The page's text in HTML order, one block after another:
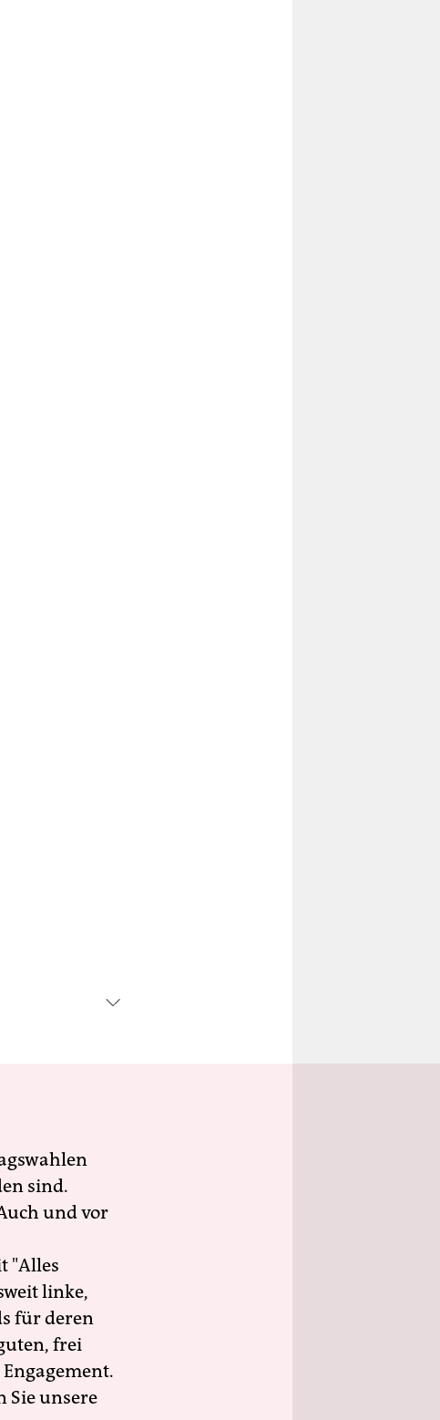
sind.
und vor
"Alles
linke,
für deren
frei
Sie unsere